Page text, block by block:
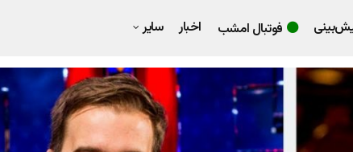
فوتبال امشب اخبار سایر